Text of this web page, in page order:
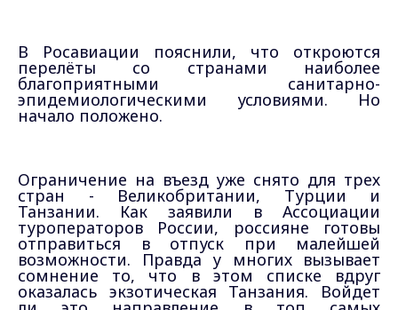
В Росавиации пояснили, что откроются
перелёты со странами наиболее
благоприятными санитарно-
эпидемиологическими условиями. Но
начало положено.
Ограничение на въезд уже снято для трех
стран - Великобритании, Турции и
Танзании. Как заявили в Ассоциации
туроператоров России, россияне готовы
отправиться в отпуск при малейшей
возможности. Правда у многих вызывает
сомнение то, что в этом списке вдруг
оказалась экзотическая Танзания. Войдет